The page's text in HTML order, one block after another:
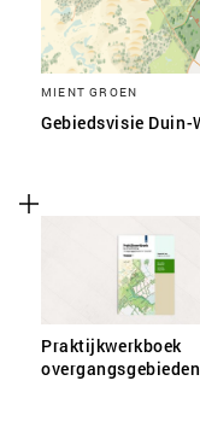
MIENT GROEN
Gebiedsvisie Duin-
Praktijkwerkboek
overgangsgebieden